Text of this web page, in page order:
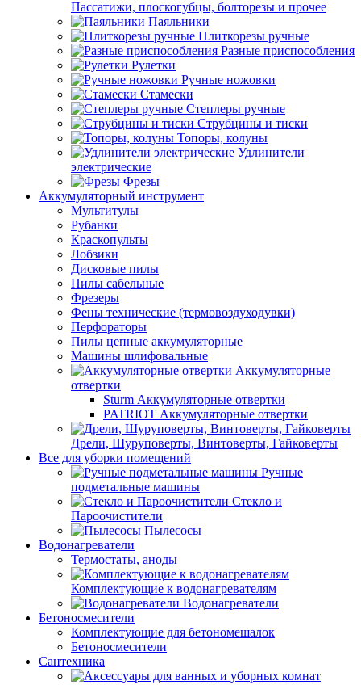
Пассатижи, плоскогубцы, болторезы и прочее
Паяльники
Плиткорезы ручные
Разные приспособления
Рулетки
Ручные ножовки
Стамески
Степлеры ручные
Струбцины и тиски
Топоры, колуны
Удлинители
электрические
Фрезы
Аккумуляторный инструмент
Мультитулы
Рубанки
Краскопульты
Лобзики
Дисковые пилы
Пилы сабельные
Фрезеры
Фены технические (термовоздуходувки)
Перфораторы
Пилы цепные аккумуляторные
Машины шлифовальные
Аккумуляторные
отвертки
Sturm Аккумуляторные отвертки
PATRIOT Аккумуляторные отвертки
Дрели, Шуруповерты, Винтоверты, Гайковерты
Все для уборки помещений
Ручные
подметальные машины
Стекло и
Пароочистители
Пылесосы
Водонагреватели
Термостаты, аноды
Комплектующие к водонагревателям
Водонагреватели
Бетоносмесители
Комплектующие для бетономешалок
Бетоносмесители
Сантехника